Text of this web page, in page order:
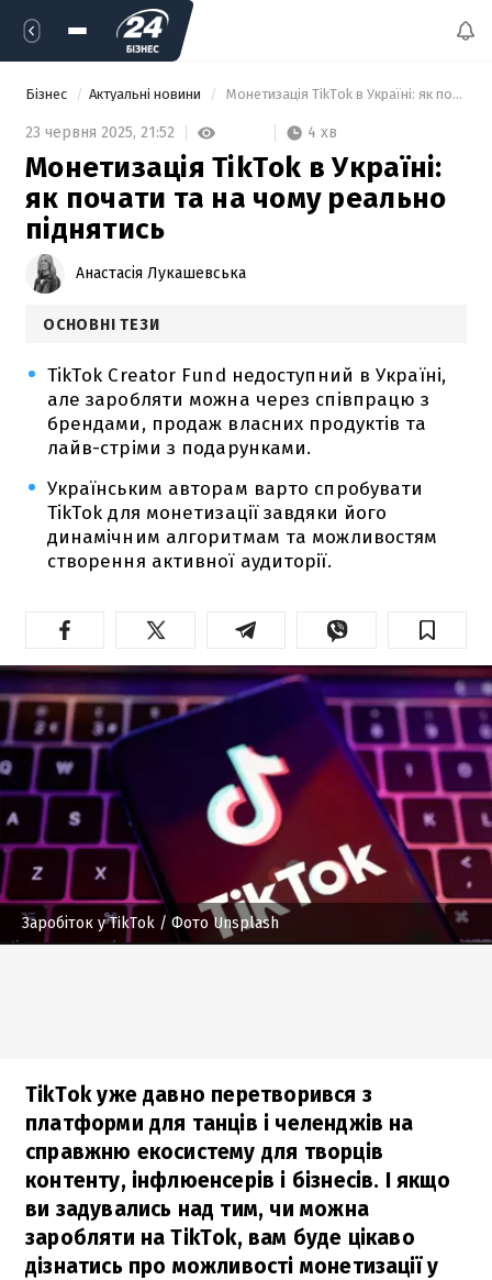
Бізнес Актуальні новини Монетизація TikTok в Україні: як почати та на чому реально піднятись
23 червня 2025, 21:52 4 хв
Монетизація TikTok в Україні:
як почати та на чому реально
піднятись
Анастасія Лукашевська
ОСНОВНІ ТЕЗИ
TikTok Creator Fund недоступний в Україні,
але заробляти можна через співпрацю з
брендами, продаж власних продуктів та
лайв-стріми з подарунками.
Українським авторам варто спробувати
TikTok для монетизації завдяки його
динамічним алгоритмам та можливостям
створення активної аудиторії.
Заробіток у TikTok / Фото Unsplash
TikTok уже давно перетворився з
платформи для танців і челенджів на
справжню екосистему для творців
контенту, інфлюенсерів і бізнесів. І якщо
ви задувались над тим, чи можна
заробляти на TikTok, вам буде цікаво
дізнатись про можливості монетизації у